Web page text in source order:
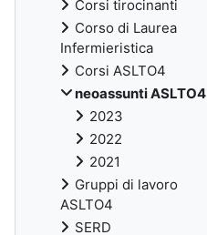
Corsi tirocinanti
Corso di Laurea
Infermieristica
Corsi ASLTO4
neoassunti ASLTO4
2023
2022
2021
Gruppi di lavoro
ASLTO4
SERD